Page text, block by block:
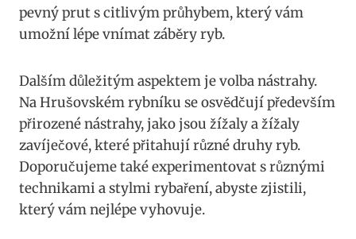
pevný prut s citlivým průhybem, který vám
umožní lépe vnímat záběry ryb.
Dalším důležitým aspektem je volba nástrahy.
Na Hrušovském rybníku se osvědčují především
přirozené nástrahy, jako jsou žížaly a žížaly
zavíječové, které přitahují různé druhy ryb.
Doporučujeme také experimentovat s různými
technikami a stylmi rybaření, abyste zjistili,
který vám nejlépe vyhovuje.